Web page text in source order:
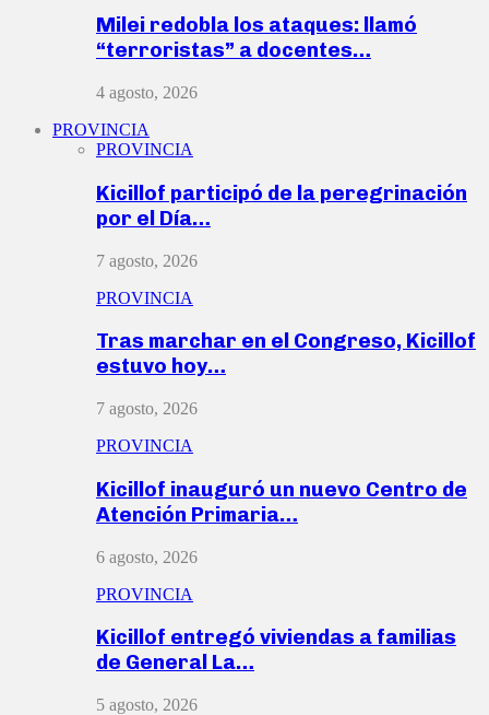
Milei redobla los ataques: llamó
“terroristas” a docentes…
4 agosto, 2026
PROVINCIA
PROVINCIA
Kicillof participó de la peregrinación
por el Día…
7 agosto, 2026
PROVINCIA
Tras marchar en el Congreso, Kicillof
estuvo hoy…
7 agosto, 2026
PROVINCIA
Kicillof inauguró un nuevo Centro de
Atención Primaria…
6 agosto, 2026
PROVINCIA
Kicillof entregó viviendas a familias
de General La…
5 agosto, 2026